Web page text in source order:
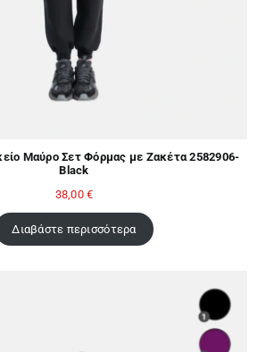
Μαύρο Σετ Φόρμας με Ζακέτα 2582906-
Black
38,00€
Διαβάστε περισσότερα